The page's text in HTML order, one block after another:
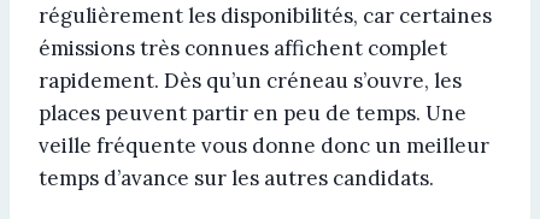
régulièrement les disponibilités, car certaines
émissions très connues affichent complet
rapidement. Dès qu’un créneau s’ouvre, les
places peuvent partir en peu de temps. Une
veille fréquente vous donne donc un meilleur
temps d’avance sur les autres candidats.